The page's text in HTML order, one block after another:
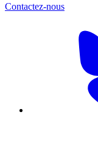
Contactez-nous